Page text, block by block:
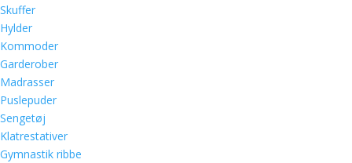
Skuffer
Hylder
Kommoder
Garderober
Madrasser
Puslepuder
Sengetøj
Klatrestativer
Gymnastik ribbe